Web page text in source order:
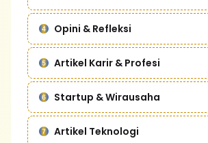
Opini & Refleksi
Artikel Karir & Profesi
Startup & Wirausaha
Artikel Teknologi